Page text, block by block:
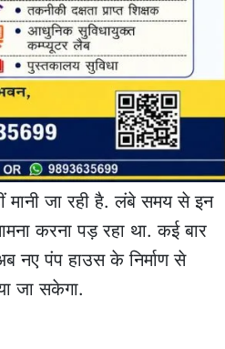
मानी जा रही है. लंबे समय से इन
करना पड़ रहा था. कई बार
नए पंप हाउस के निर्माण से
जा सकेगा.